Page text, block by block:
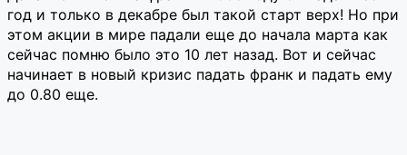
год и только в декабре был такой старт верх! Но при
этом акции в мире падали еще до начала марта как
сейчас помню было это 10 лет назад. Вот и сейчас
начинает в новый кризис падать франк и падать ему
до 0.80 еще.